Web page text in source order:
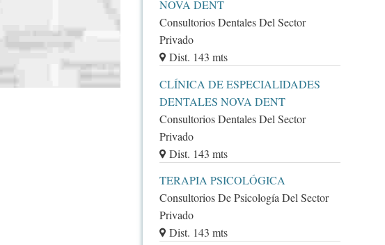
NOVA DENT
Consultorios Dentales Del Sector
Privado
Dist. 143 mts
CLÍNICA DE ESPECIALIDADES
DENTALES NOVA DENT
Consultorios Dentales Del Sector
Privado
Dist. 143 mts
TERAPIA PSICOLÓGICA
Consultorios De Psicología Del Sector
Privado
Dist. 143 mts